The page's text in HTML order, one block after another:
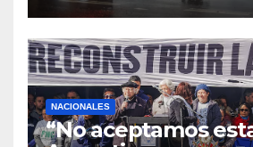
NACIONALES
“No aceptamos